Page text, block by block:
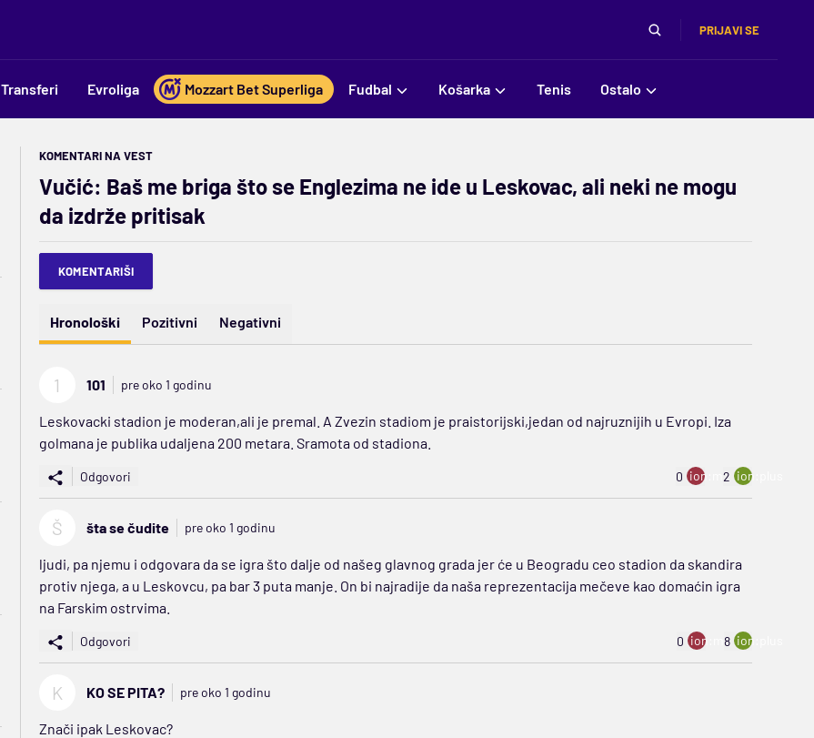
PRIJAVI SE
Transferi Evroliga Mozzart Bet Superliga Fudbal Košarka Tenis Ostalo
KOMENTARI NA VEST
Vučić: Baš me briga što se Englezima ne ide u Leskovac, ali neki ne mogu
da izdrže pritisak
KOMENTARIŠI
Hronološki Pozitivni Negativni
1 101 pre oko 1 godinu
Leskovacki stadion je moderan,ali je premal. A Zvezin stadiom je praistorijski,jedan od najruznijih u Evropi. Iza
golmana je publika udaljena 200 metara. Sramota od stadiona.
Odgovori 0 ion:minus
2 ion:plus
Š šta se čudite pre oko 1 godinu
ljudi, pa njemu i odgovara da se igra što dalje od našeg glavnog grada jer će u Beogradu ceo stadion da skandira
protiv njega, a u Leskovcu, pa bar 3 puta manje. On bi najradije da naša reprezentacija mečeve kao domaćin igra
na Farskim ostrvima.
Odgovori 0 ion:minus
8 ion:plus
K KO SE PITA? pre oko 1 godinu
Znači ipak Leskovac?